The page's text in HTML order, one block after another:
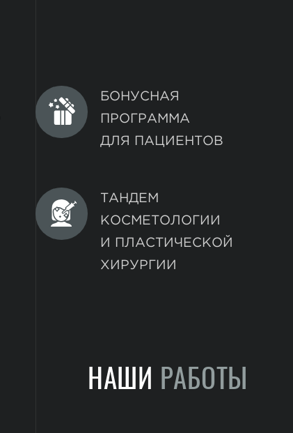
БОНУСНАЯ
ПРОГРАММА
ДЛЯ ПАЦИЕНТОВ
ТАНДЕМ
КОСМЕТОЛОГИИ
И ПЛАСТИЧЕСКОЙ
ХИРУРГИИ
НАШИ РАБОТЫ